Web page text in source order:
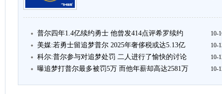
普尔四年1.4亿续约勇士 他曾发414点评希罗续约 10-
美媒:若勇士留追梦普尔 2025年奢侈税或达5.13亿 10-
科尔:普尔参与对追梦处罚 二人进行了愉快的讨论 10-
曝追梦打普尔最多被罚5万 而他年薪却高达2581万 10-